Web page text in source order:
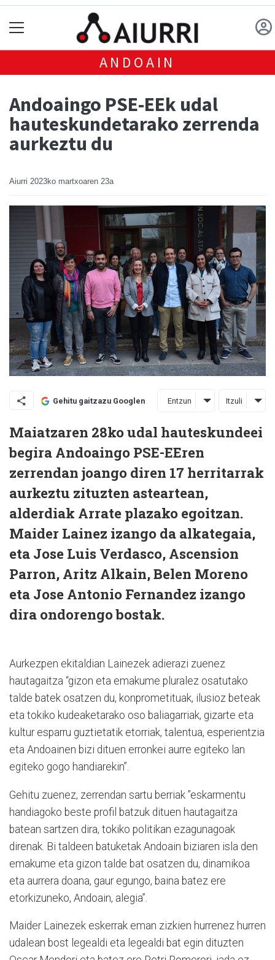
ANDOAIN
Andoaingo PSE-EEk udal
hauteskundetarako zerrenda
aurkeztu du
Aiurri 2023ko martxoaren 23a
Gehitu gaitzazu Googlen Entzun Itzuli
Maiatzaren 28ko udal hauteskundeei
begira Andoaingo PSE-EEren
zerrendan joango diren 17 herritarrak
aurkeztu zituzten asteartean,
alderdiak Arrate plazako egoitzan.
Maider Lainez izango da alkategaia,
eta Jose Luis Verdasco, Ascension
Parron, Aritz Alkain, Belen Moreno
eta Jose Antonio Fernandez izango
dira ondorengo bostak.
Aurkezpen ekitaldian Lainezek adierazi zuenez
hautagaitza “gizon eta emakume pluralez osatutako
talde batek osatzen du, konprometituak, ilusioz beteak
eta tokiko kudeaketarako oso baliagarriak, gizarte eta
kultur esparru guztietatik etorriak, talentua, esperientzia
eta Andoainen bizi dituen erronkei aurre egiteko lan
egiteko gogo handiarekin”.
Gehitu zuenez, zerrendan sartu berriak ”eskarmentu
handiagoko beste profil batzuk dituen hautagaitza
batean sartzen dira, tokiko politikan ezagunagoak
direnak. Bi taldeen batuketak Andoain biziaren isla den
emakume eta gizon talde bat osatzen du, dinamikoa
eta aurrera doana, gaur egungo, baina batez ere
etorkizuneko, Andoain, alegia”.
Maider Lainezek eskerrak eman zizkien hurrenez hurren
udalean bost legealdi eta legealdi bat egin dituzten